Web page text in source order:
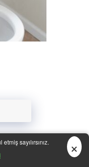
açmalısınız.
sayılırsınız. ×